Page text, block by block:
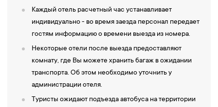
Каждый отель расчетный час устанавливает
индивидуально - во время заезда персонал передает
гостям информацию о времени выезда из номера.
Некоторые отели после выезда предоставляют
комнату, где Вы можете хранить багаж в ожидании
транспорта. Об этом необходимо уточнить у
администрации отеля.
Туристы ожидают подъезда автобуса на территории